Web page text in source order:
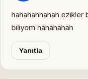
hahahahhahah
biliyom hahahahah
Yanıtla